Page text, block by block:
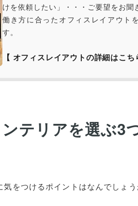
けを依頼したい」・・・ご要望をお聞
働き方に合ったオフィスレイアウト
す。
【 オフィスレイアウトの詳細はこち
テリアを選ぶ3
をつけるポイントはなんでしょ